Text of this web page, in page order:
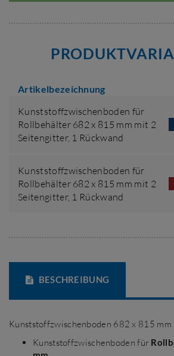
Artikelbezeichnung
Kunststoffzwischenboden für
Rollbehälter 682 x 815 mm mit 2
Seitengitter, 1 Rückwand
Kunststoffzwischenboden für
Rollbehälter 682 x 815 mm mit 2
Seitengitter, 1 Rückwand
BESCHREIBUNG
Kunststoffzwischenboden 682 x 815 mm
Kunststoffzwischenboden für